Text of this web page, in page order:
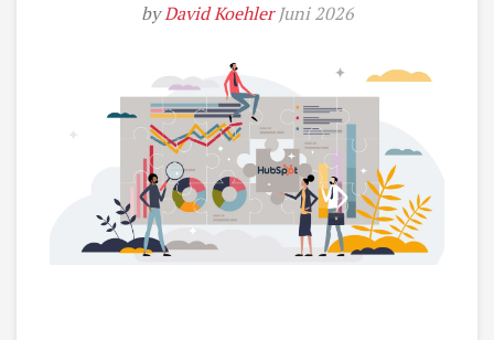
byDavid Koehler Juni 2026